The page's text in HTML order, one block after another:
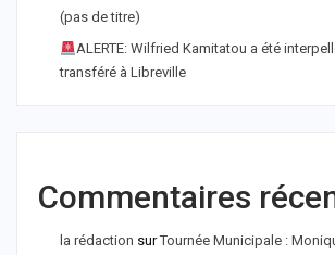
(pas de titre)
ALERTE: Wilfried Kamitatou a été
transféré à Libreville
Commentaires
la rédaction surTournée Municipale :